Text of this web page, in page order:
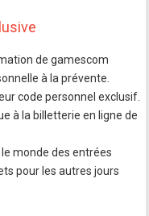
de gamescom
à la prévente.
code personnel exclusif.
à la billetterie en ligne de
monde des entrées
pour les autres jours